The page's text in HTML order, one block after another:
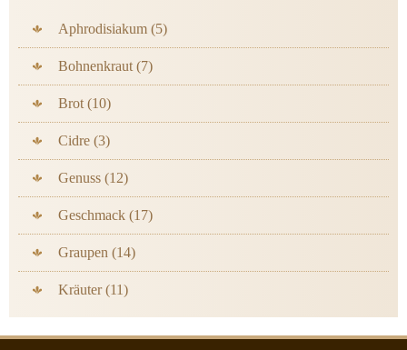
Aphrodisiakum (5)
Bohnenkraut (7)
Brot (10)
Cidre (3)
Genuss (12)
Geschmack (17)
Graupen (14)
Kräuter (11)